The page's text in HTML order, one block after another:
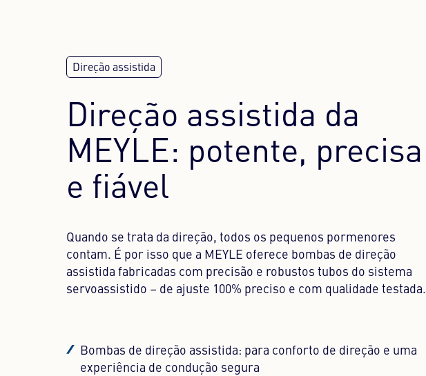
Direção assistida da
MEYLE: potente, precisa
e fiável
Quando se trata da direção, todos os pequenos pormenores
contam. É por isso que a MEYLE oferece bombas de direção
assistida fabricadas com precisão e robustos tubos do sistema
servoassistido – de ajuste 100% preciso e com qualidade testada.
Bombas de direção assistida: para conforto de direção e uma
experiência de condução segura